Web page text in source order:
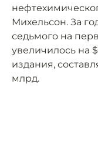
Михельсон. За
седьмого на
увеличилось на
издания,
млрд.